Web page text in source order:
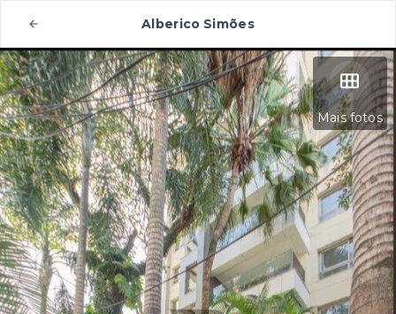
Alberico Simões
Mais fotos